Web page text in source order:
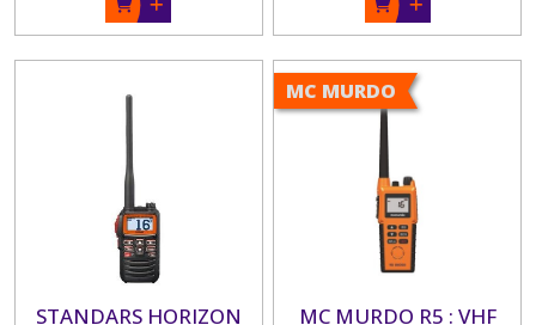
STANDARS HORIZON
MC MURDO
MC MURDO R5 : VHF